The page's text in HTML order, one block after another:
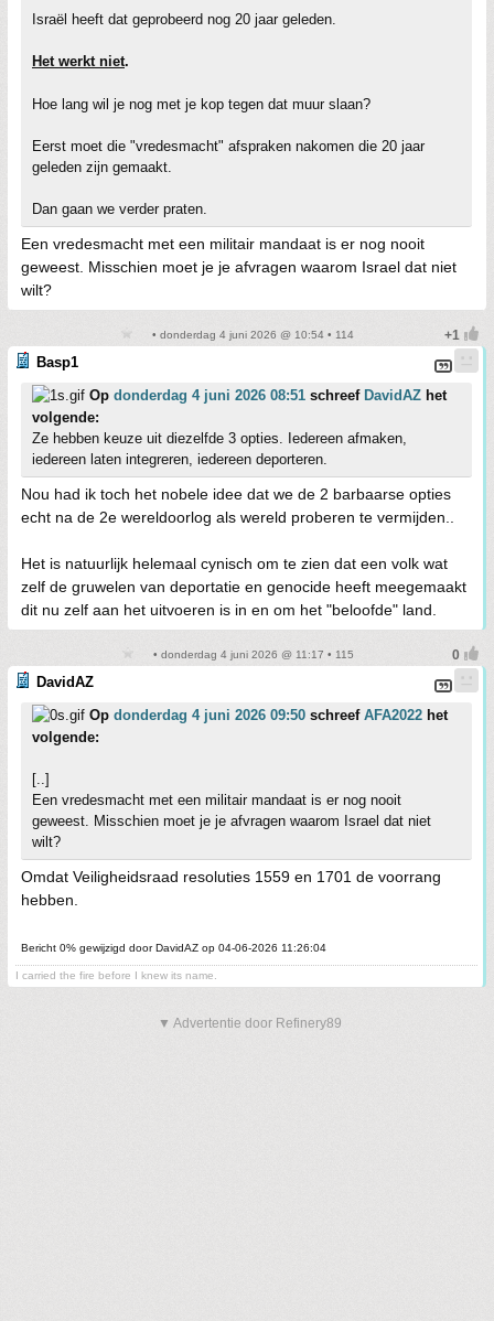
Israël heeft dat geprobeerd nog 20 jaar geleden.
Het werkt niet.
Hoe lang wil je nog met je kop tegen dat muur slaan?
Eerst moet die "vredesmacht" afspraken nakomen die 20 jaar
geleden zijn gemaakt.
Dan gaan we verder praten.
Een vredesmacht met een militair mandaat is er nog nooit
geweest. Misschien moet je je afvragen waarom Israel dat niet
wilt?
• donderdag 4 juni 2026 @ 10:54 • 114
Basp1
Op donderdag 4 juni 2026 08:51 schreef DavidAZ het
volgende:
Ze hebben keuze uit diezelfde 3 opties. Iedereen afmaken,
iedereen laten integreren, iedereen deporteren.
Nou had ik toch het nobele idee dat we de 2 barbaarse opties
echt na de 2e wereldoorlog als wereld proberen te vermijden..
Het is natuurlijk helemaal cynisch om te zien dat een volk wat
zelf de gruwelen van deportatie en genocide heeft meegemaakt
dit nu zelf aan het uitvoeren is in en om het "beloofde" land.
• donderdag 4 juni 2026 @ 11:17 • 115
DavidAZ
Op donderdag 4 juni 2026 09:50 schreef AFA2022 het
volgende:
[..]
Een vredesmacht met een militair mandaat is er nog nooit
geweest. Misschien moet je je afvragen waarom Israel dat niet
wilt?
Omdat Veiligheidsraad resoluties 1559 en 1701 de voorrang
hebben.
Bericht 0% gewijzigd door DavidAZ op 04-06-2026 11:26:04
I carried the fire before I knew its name.
▼ Advertentie door Refinery89